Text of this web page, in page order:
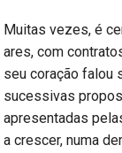
Muitas vezes, é
ares, com
seu coração falou
sucessivas
apresentadas
a crescer, numa